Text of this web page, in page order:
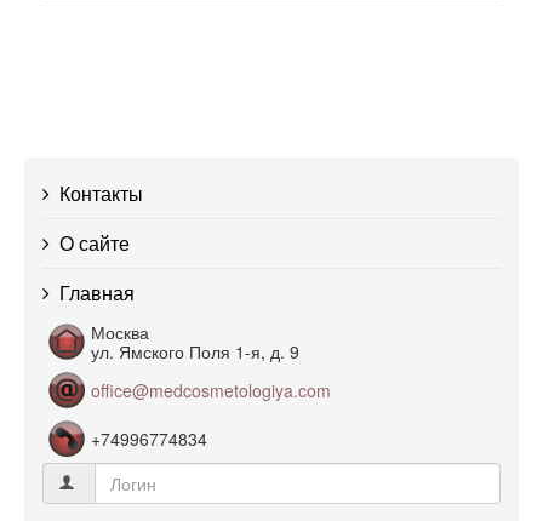
Контакты
О сайте
Главная
Москва
ул. Ямского Поля 1-я, д. 9
office@medcosmetologiya.com
+74996774834